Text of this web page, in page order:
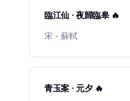
臨江仙 · 夜歸臨皋 🔥
宋 - 蘇軾
青玉案 · 元夕 🔥